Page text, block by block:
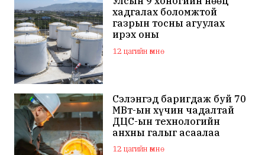
хадгалах боломжтой
газрын тосны агуулах
ирэх оны
арванхоёрдугаар сар
ашиглалтад орно
12 цагийн өмнө
Сэлэнгэд баригдаж буй 70
МВт-ын хүчин чадалтай
ДЦС-ын технологийн
анхны галыг асаалаа
12 цагийн өмнө